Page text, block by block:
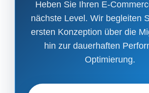
Heben Sie Ihren E-
nächste Level. Wir begleiten
ersten Konzeption über die
hin zur dauerhaften
Optimierung.